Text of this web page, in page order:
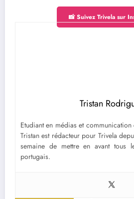
📸 Suivez Trivela sur
Tristan
Etudiant en médias et
Tristan est rédacteur pour Trivela
semaine de mettre en avant tous
portugais.